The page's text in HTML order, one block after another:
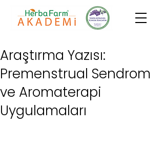
Araştırma Yazısı:
Premenstrual Sendrom
ve Aromaterapi
Uygulamaları